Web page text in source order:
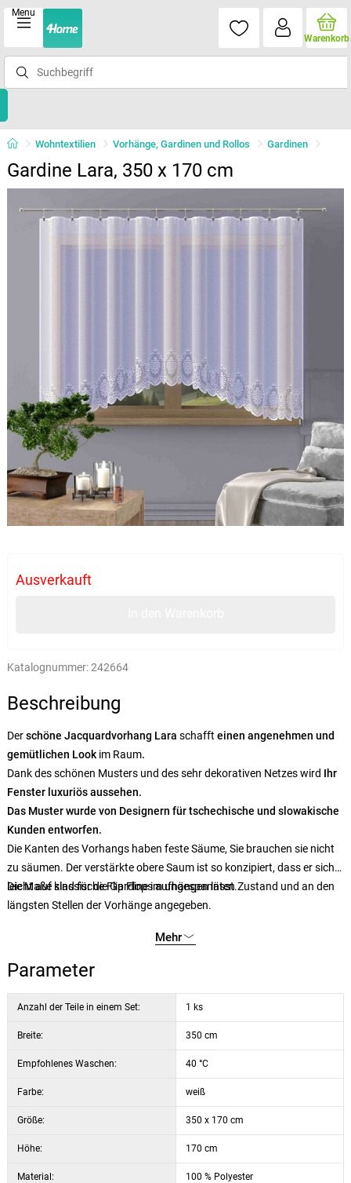
Menu
Warenkorb
Wohntextilien Vorhänge, Gardinen und Rollos Gardinen
Gardine Lara, 350 x 170 cm
Ausverkauft
Katalognummer:242664
Beschreibung
Derschöne Jacquardvorhang Lara schafft einen angenehmen und
gemütlichen Lookim Raum.
Dank des schönen Musters und des sehr dekorativen Netzes wird Ihr
Fenster luxuriös aussehen.
Das Muster wurde von Designern für tschechische und slowakische
Kunden entworfen.
Die Kanten des Vorhangs haben feste Säume, Sie brauchen sie nicht
zu säumen. Der verstärkte obere Saum ist so konzipiert, dass er sich
leicht auf klassische Flip Flops aufhängen lässt.
Die Maße sind für die Gardine im ungespannten Zustand und an den
längsten Stellen der Vorhänge angegeben.
Mehr
Parameter
Anzahl der Teile in einem Set: 1 ks
Breite: 350 cm
Empfohlenes Waschen: 40 °C
Farbe: weiß
Größe: 350 x 170 cm
Höhe: 170 cm
Material: 100 % Polyester